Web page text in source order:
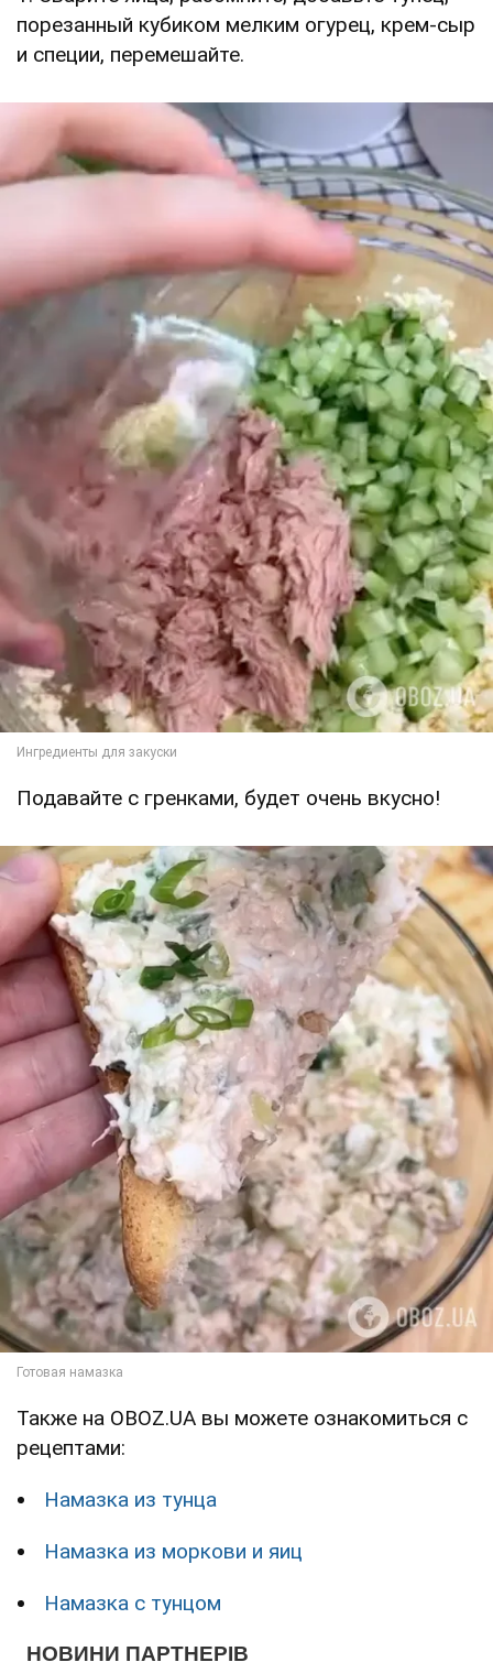
порезанный кубиком мелким огурец, крем-сыр
и специи, перемешайте.
Подавайте с гренками, будет очень вкусно!
Также на OBOZ.UA вы можете ознакомиться с
рецептами:
Намазка из тунца
Намазка из моркови и яиц
Намазка с тунцом